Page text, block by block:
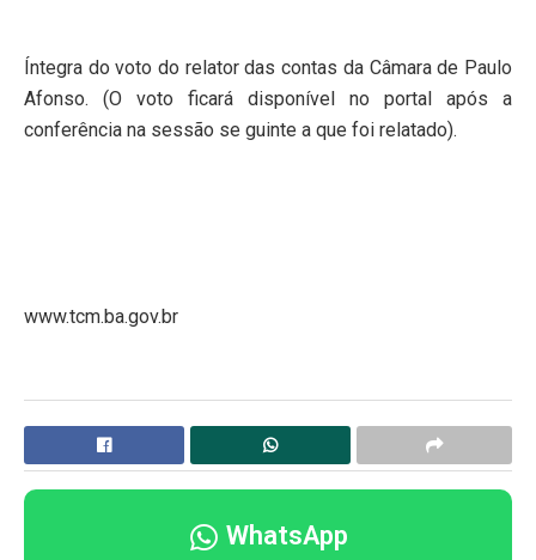
Íntegra do voto do relator das contas da Câmara de Paulo
Afonso. (O voto ficará disponível no portal após a
conferência na sessão se guinte a que foi relatado).
www.tcm.ba.gov.br
WhatsApp